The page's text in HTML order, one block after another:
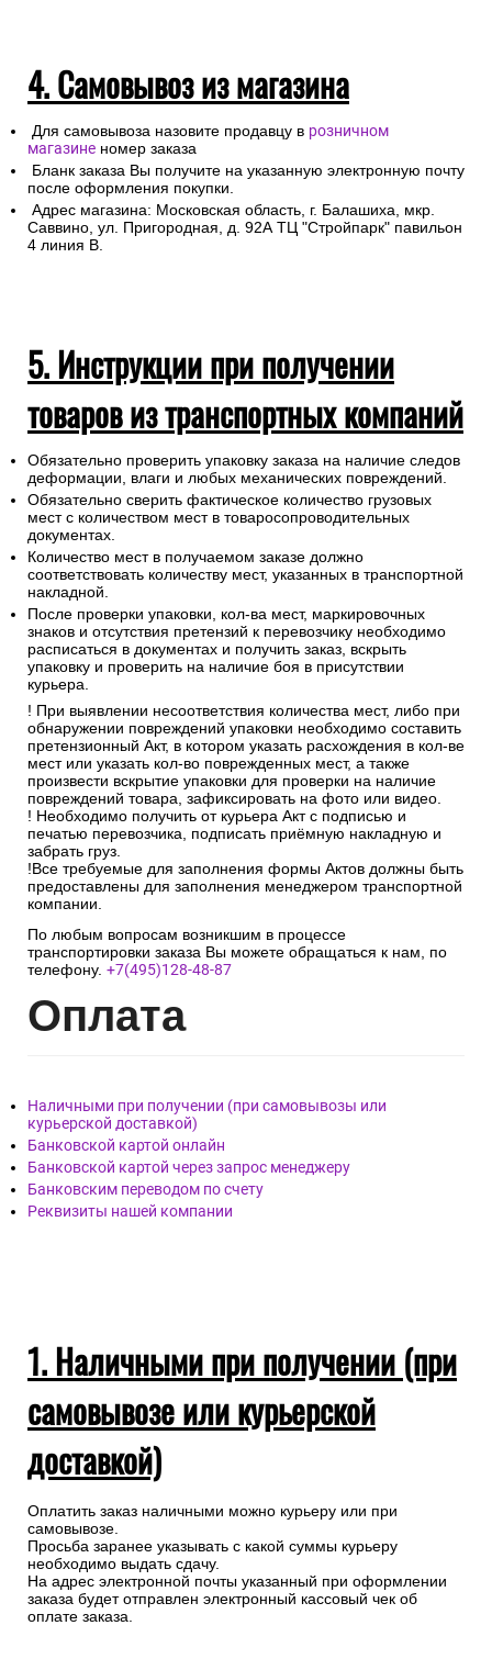
4. Самовывоз из магазина
Для самовывоза назовите продавцу в розничном
магазине номер заказа
Бланк заказа Вы получите на указанную электронную почту
после оформления покупки.
Адрес магазина: Московская область, г. Балашиха, мкр.
Саввино, ул. Пригородная, д. 92А ТЦ "Стройпарк" павильон
4 линия В.
5. Инструкции при получении
товаров из транспортных компаний
Обязательно проверить упаковку заказа на наличие следов
деформации, влаги и любых механических повреждений.
Обязательно сверить фактическое количество грузовых
мест с количеством мест в товаросопроводительных
документах.
Количество мест в получаемом заказе должно
соответствовать количеству мест, указанных в транспортной
накладной.
После проверки упаковки, кол-ва мест, маркировочных
знаков и отсутствия претензий к перевозчику необходимо
расписаться в документах и получить заказ, вскрыть
упаковку и проверить на наличие боя в присутствии
курьера.
! При выявлении несоответствия количества мест, либо при
обнаружении повреждений упаковки необходимо составить
претензионный Акт, в котором указать расхождения в кол-ве
мест или указать кол-во поврежденных мест, а также
произвести вскрытие упаковки для проверки на наличие
повреждений товара, зафиксировать на фото или видео.
! Необходимо получить от курьера Акт с подписью и
печатью перевозчика, подписать приёмную накладную и
забрать груз.
!Все требуемые для заполнения формы Актов должны быть
предоставлены для заполнения менеджером транспортной
компании.
По любым вопросам возникшим в процессе
транспортировки заказа Вы можете обращаться к нам, по
телефону. +7(495)128-48-87
Оплата
Наличными при получении (при самовывозы или
курьерской доставкой)
Банковской картой онлайн
Банковской картой через запрос менеджеру
Банковским переводом по счету
Реквизиты нашей компании
1. Наличными при получении (при
самовывозе или курьерской
доставкой)
Оплатить заказ наличными можно курьеру или при
самовывозе.
Просьба заранее указывать с какой суммы курьеру
необходимо выдать сдачу.
На адрес электронной почты указанный при оформлении
заказа будет отправлен электронный кассовый чек об
оплате заказа.